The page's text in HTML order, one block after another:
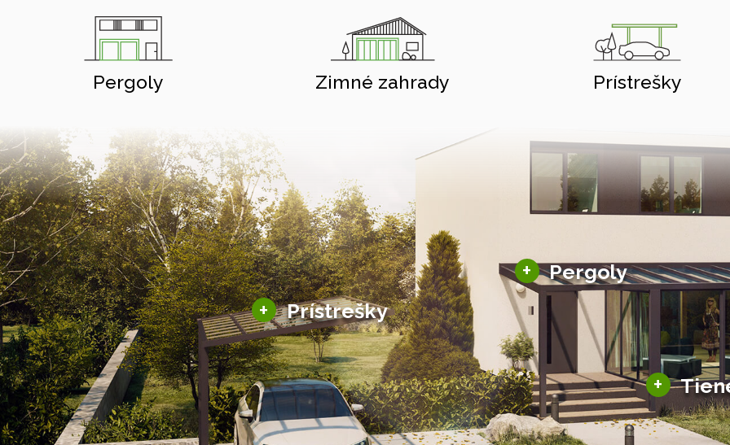
Pergoly Zimné zahrady Prístrešky
+ Pergoly
Hliníkové pergoly
Bioklimatické pergoly
Altány a zastrešenie
Solárne pergoly
+ Prístrešky
Hliníkové prístrešky
Solárne prístrešky pre auto
+
Tienenie
Zasklenie